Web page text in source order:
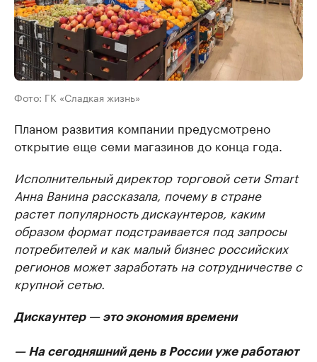
Фото: ГК «Сладкая жизнь»
Планом развития компании предусмотрено
открытие еще семи магазинов до конца года.
Исполнительный директор торговой сети Smart
Анна Ванина рассказала, почему в стране
растет популярность дискаунтеров, каким
образом формат подстраивается под запросы
потребителей и как малый бизнес российских
регионов может заработать на сотрудничестве с
крупной сетью.
Дискаунтер — это экономия времени
— На сегодняшний день в России уже работают